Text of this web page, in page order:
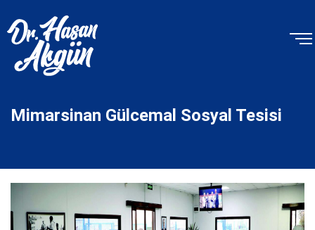
Mimarsinan Gülcemal Sosyal Tesisi